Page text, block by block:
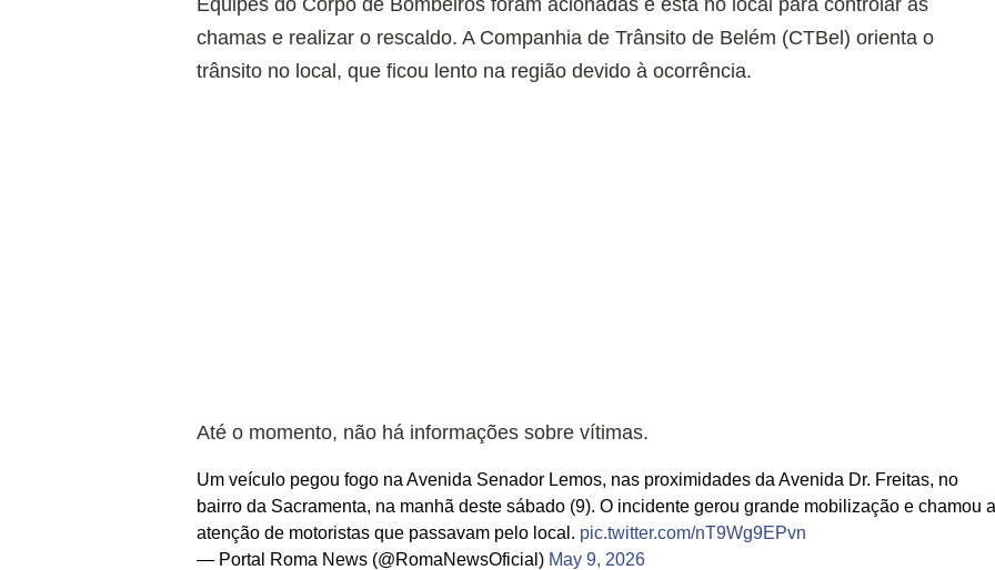
chamas e realizar o rescaldo. A Companhia de Trânsito de Belém (CTBel) orienta o
trânsito no local, que ficou lento na região devido à ocorrência.
Até o momento, não há informações sobre vítimas.
Um veículo pegou fogo na Avenida Senador Lemos, nas proximidades da Avenida Dr. Freitas, no
bairro da Sacramenta, na manhã deste sábado (9). O incidente gerou grande mobilização e chamou
atenção de motoristas que passavam pelo local. pic.twitter.com/nT9Wg9EPvn
— Portal Roma News (@RomaNewsOficial) May 9, 2026